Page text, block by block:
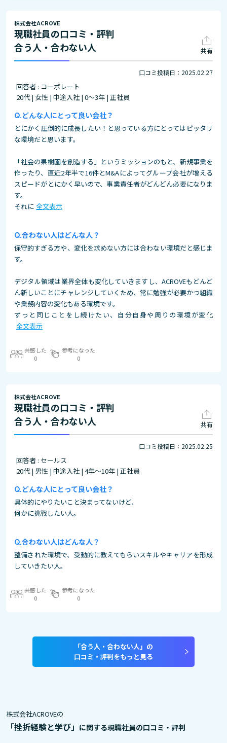
株式会社ACROVE
現職社員の口コミ・評判
合う人・合わない人
共有
口コミ投稿日：2025.02.27
回答者 : コーポレート
20代 | 女性 | 中途入社 | 0～3年 | 正社員
どんな人にとって良い会社？
とにかく圧倒的に成長したい！と思っている方にとってはピッタリ
な環境だと思います。
「社会の果樹園を創造する」というミッションのもと、新規事業を
作ったり、直近2年半で16件とM&Aによってグループ会社が増える
スピードがとにかく早いので、事業責任者がどんどん必要になりま
す。
それに 全文表示
合わない人はどんな人？
保守的すぎる方や、変化を求めない方には合わない環境だと感じま
す。
デジタル領域は業界全体も変化していきますし、ACROVEもどんど
ん新しいことにチャレンジしていくため、常に勉強が必要かつ組織
や業務内容の変化もある環境です。
ずっと同じことをし続けたい、自分自身や周りの環境が変化
全文表示
共感した
0
参考になった
0
株式会社ACROVE
現職社員の口コミ・評判
合う人・合わない人
共有
口コミ投稿日：2025.02.25
回答者 : セールス
20代 | 男性 | 中途入社 | 4年～10年 | 正社員
どんな人にとって良い会社？
具体的にやりたいこと決まってないけど、
何かに挑戦したい人。
合わない人はどんな人？
整備された環境で、受動的に教えてもらいスキルやキャリアを形成
していきたい人。
共感した
0
参考になった
0
「合う人・合わない人」の
口コミ・評判をもっと見る
株式会社ACROVEの
「挫折経験と学び」 に関する現職社員の口コミ・評判